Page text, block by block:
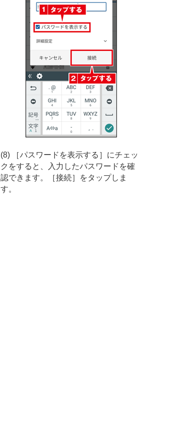
(8) ［パスワードを表示する］にチェッ
クをすると、入力したパスワードを確
認できます。［接続］をタップしま
す。